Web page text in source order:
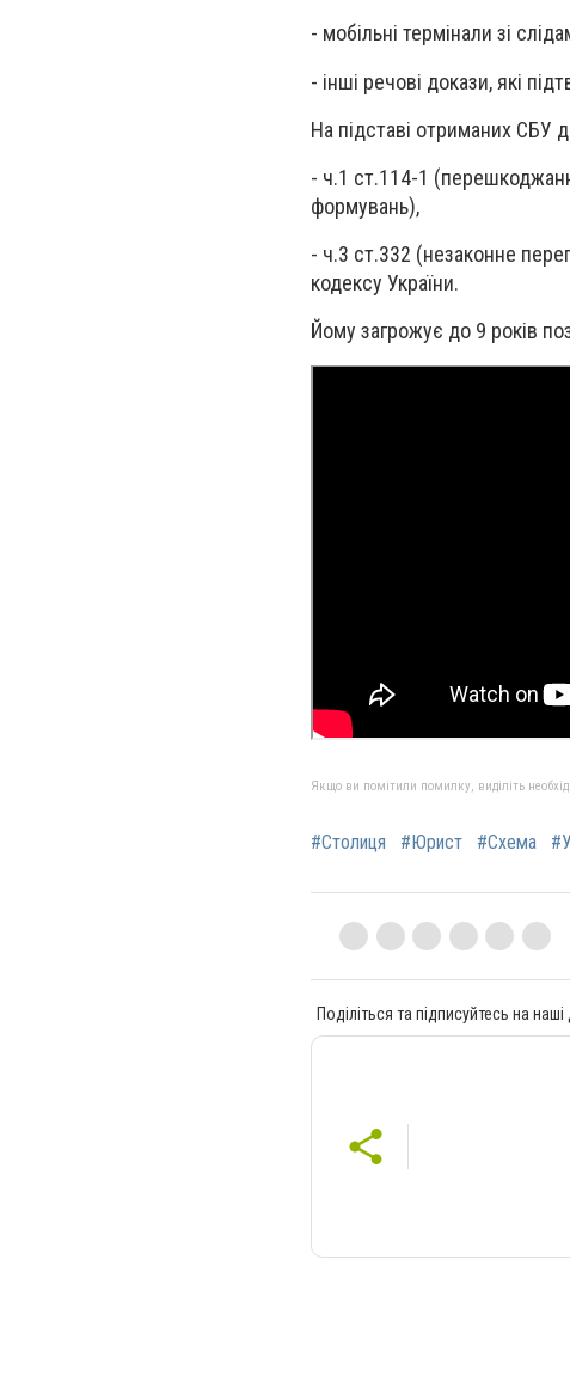
- мобільні термінали зі
- інші речові докази, які
На підставі отриманих СБУ
- ч.1 ст.114-1
формувань),
- ч.3 ст.332 (незаконне
кодексу України.
Йому загрожує до 9 років
Якщо ви помітили помилку, виділіть
#Столиця #Юрист #Схема
Поділіться та підписуйтесь на